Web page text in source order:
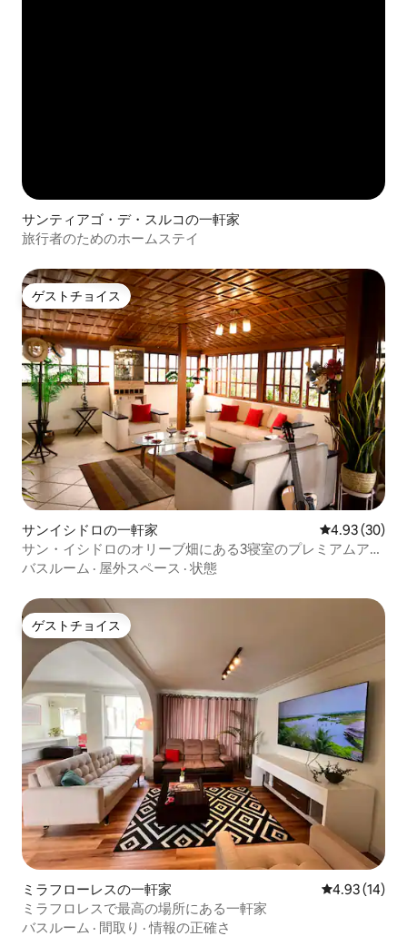
サンティアゴ・デ・スルコの一軒家
旅行者のためのホームステイ
ゲストチョイス
ゲストチョイス
サンイシドロの一軒家 レビュー30
4.93 (30)
サン・イシドロのオリーブ畑にある3寝室のプレミアムアパ
ート
バスルーム · 屋外スペース · 状態
ゲストチョイス
ゲストチョイス
ミラフローレスの一軒家 レビュー14
4.93 (14)
ミラフロレスで最高の場所にある一軒家
バスルーム · 間取り ·情報の正確さ